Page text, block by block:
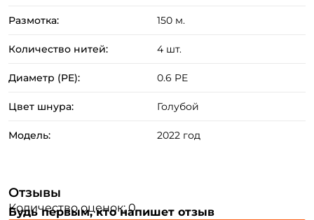
Размотка: 150 м.
Количество нитей: 4 шт.
Диаметр (PE): 0.6 PE
Цвет шнура: Голубой
Модель: 2022 год
Отзывы
Количество оценок: 0
Будь первым, кто напишет отзыв
Email: *
Придумайте пароль: *